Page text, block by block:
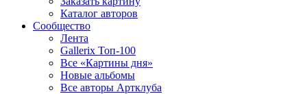
Каталог авторов
Сообщество
Лента
Gallerix Топ-100
Все «Картины дня»
Новые альбомы
Все авторы Артклуба